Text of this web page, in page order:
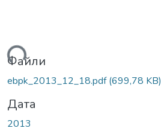
Файли
ebpk_2013_12_18.pdf(699,78 KB)
Дата
2013